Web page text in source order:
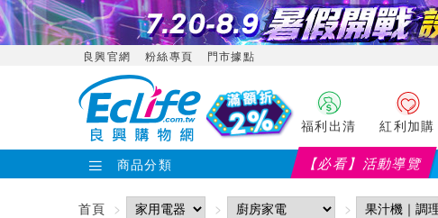
良興官網 粉絲專頁 門市據點
福利出清 紅利加購
商品分類 【必看】活動導覽
首頁